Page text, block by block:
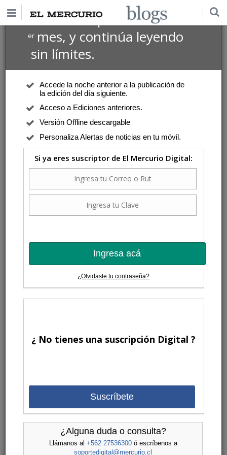
Suscríbete por $1 USD
ermes, y continúa leyendo
sin límites.
Accede la noche anterior a la publicación de
la edición del día siguiente.
Acceso a Ediciones anteriores.
Versión Offline descargable
Personaliza Alertas de noticias en tu móvil.
Si ya eres suscriptor de El Mercurio Digital:
Ingresa acá
¿Olvidaste tu contraseña?
¿ No tienes una suscripción Digital ?
Suscríbete
¿Alguna duda o consulta?
Llámanos al +562 27536300ó escríbenos a
soportedigital@mercurio.cl